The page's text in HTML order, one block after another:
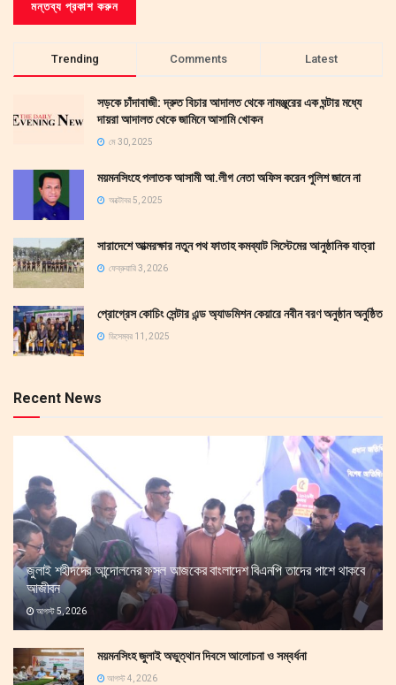
Trending Comments Latest
সড়কে চাঁদাবাজী: দ্রুত বিচার আদালত থেকে নামঞ্জুরের এক ঘন্টার মধ্যে
দায়রা আদালত থেকে জামিনে আসামি খোকন
মে 30, 2025
ময়মনসিংহে পলাতক আসামী আ.লীগ নেতা অফিস করেন পুলিশ জানে না
অক্টোবর 5, 2025
সারাদেশে আত্মরক্ষার নতুন পথ ফাতাহ কমব্যাট সিস্টেমের আনুষ্ঠানিক যাত্রা
ফেব্রুয়ারি 3, 2026
প্রোগ্রেস কোচিং সেন্টার এন্ড অ্যাডমিশন কেয়ারে নবীন বরণ অনুষ্ঠান অনুষ্ঠিত
ডিসেম্বর 11, 2025
Recent News
জুলাই শহীদদের আন্দোলনের ফসল আজকের বাংলাদেশ বিএনপি তাদের পাশে থাকবে
আজীবন
আগস্ট 5, 2026
ময়মনসিংহ জুলাই অভুত্থান দিবসে আলোচনা ও সম্বর্ধনা
আগস্ট 4, 2026